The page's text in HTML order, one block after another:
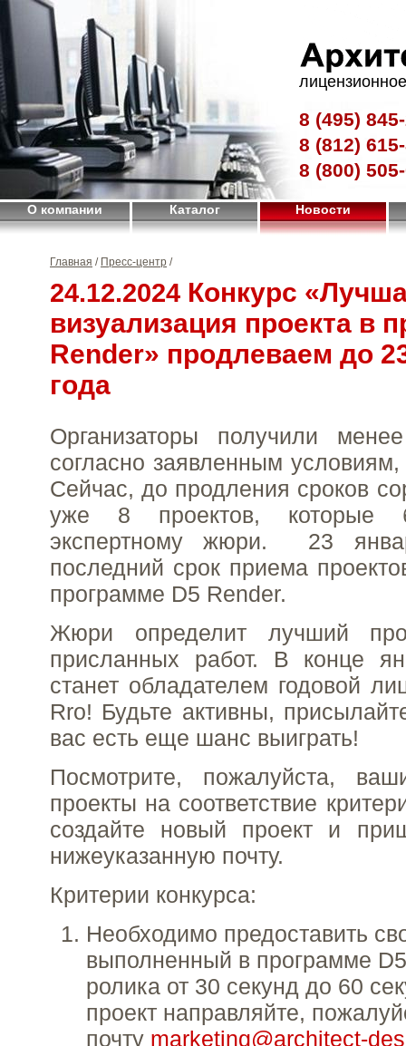
8 (495)
8 (812)
8 (800)
О компании Каталог Новости
Главная / Пресс-центр /
24.12.2024 Конкурс
визуализация проекта в
Render» продлеваем до
года
Организаторы получили
согласно заявленным
Сейчас, до продления сроков
уже 8 проектов, которые
экспертному жюри. 23
последний срок приема
программе D5 Render.
Жюри определит лучший
присланных работ. В конце
станет обладателем годовой
Rro! Будьте активны,
вас есть еще шанс выиграть!
Посмотрите, пожалуйста,
проекты на соответствие
создайте новый проект и
нижеуказанную почту.
Критерии конкурса:
Необходимо предоставить
выполненный в программе
ролика от 30 секунд до 60
проект направляйте,
почту marketing@architect-